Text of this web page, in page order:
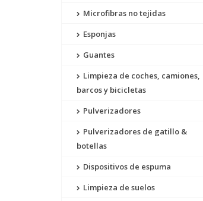
Microfibras no tejidas
Esponjas
Guantes
Limpieza de coches, camiones,
barcos y bicicletas
Pulverizadores
Pulverizadores de gatillo &
botellas
Dispositivos de espuma
Limpieza de suelos